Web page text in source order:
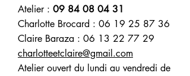
Atelier : 09 84 08 04 31
Charlotte Brocard : 06 19 25 87 36
Claire Baraza : 06 13 22 77 29
charlotteetclaire@gmail.com
Atelier ouvert du lundi au vendredi de